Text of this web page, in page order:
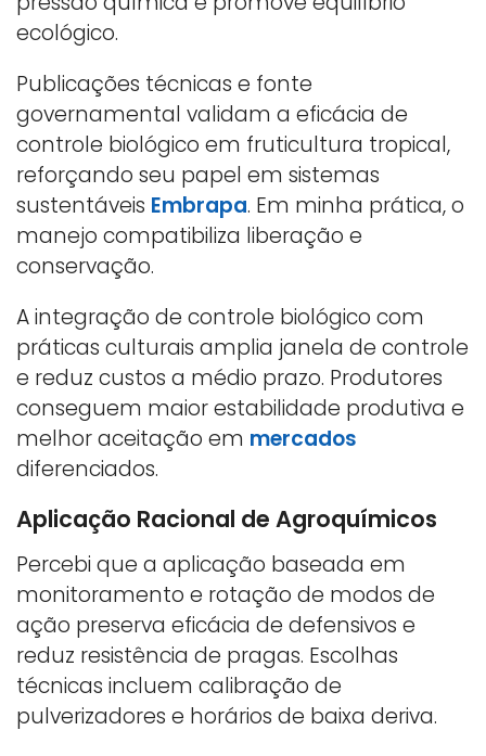
ecológico.
Publicações técnicas e fonte
governamental validam a eficácia de
controle biológico em fruticultura tropical,
reforçando seu papel em sistemas
sustentáveis Embrapa. Em minha prática, o
manejo compatibiliza liberação e
conservação.
A integração de controle biológico com
práticas culturais amplia janela de controle
e reduz custos a médio prazo. Produtores
conseguem maior estabilidade produtiva e
melhor aceitação em mercados
diferenciados.
Aplicação Racional de Agroquímicos
Percebi que a aplicação baseada em
monitoramento e rotação de modos de
ação preserva eficácia de defensivos e
reduz resistência de pragas. Escolhas
técnicas incluem calibração de
pulverizadores e horários de baixa deriva.